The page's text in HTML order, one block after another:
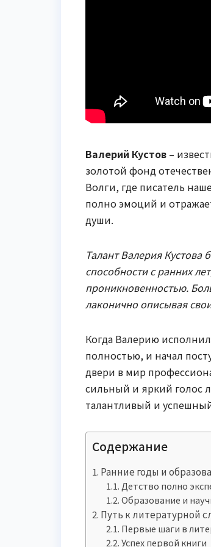
Валерий Кустов –
золотой фонд
Волги, где писатель
полно эмоций и
души.
Талант Валерия Кустова
способности с ранних
проникновенностью.
лаконично описывая
Когда Валерию
полностью, и начал
двери в мир
сильный и яркий голос
талантливый и
Содержание
Ранние годы и
Детство полно
Образование и
Путь к литературной
Первые шаги в
Успех первой книги